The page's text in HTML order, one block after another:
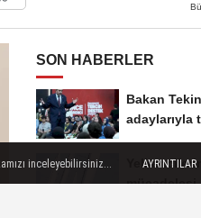
SON HABERLER
Bakan
adaylarıyla
mücadelesi
inceleyebilirsiniz... AYRINTILAR